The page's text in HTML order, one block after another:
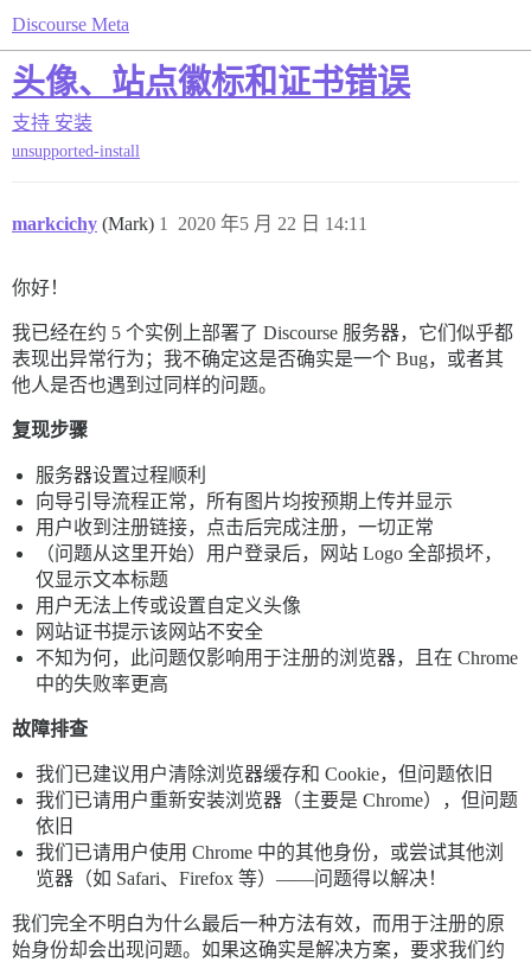
Discourse Meta
头像、站点徽标和证书错误
支持 安装
unsupported-install
markcichy (Mark) 2020 年5 月 22 日 14:11
1
你好！
我已经在约 5 个实例上部署了 Discourse 服务器，它们似乎都
表现出异常行为；我不确定这是否确实是一个 Bug，或者其
他人是否也遇到过同样的问题。
复现步骤
服务器设置过程顺利
向导引导流程正常，所有图片均按预期上传并显示
用户收到注册链接，点击后完成注册，一切正常
（问题从这里开始）用户登录后，网站 Logo 全部损坏，
仅显示文本标题
用户无法上传或设置自定义头像
网站证书提示该网站不安全
不知为何，此问题仅影响用于注册的浏览器，且在 Chrome
中的失败率更高
故障排查
我们已建议用户清除浏览器缓存和 Cookie，但问题依旧
我们已请用户重新安装浏览器（主要是 Chrome），但问题
依旧
我们已请用户使用 Chrome 中的其他身份，或尝试其他浏
览器（如 Safari、Firefox 等）——问题得以解决！
我们完全不明白为什么最后一种方法有效，而用于注册的原
始身份却会出现问题。如果这确实是解决方案，要求我们约